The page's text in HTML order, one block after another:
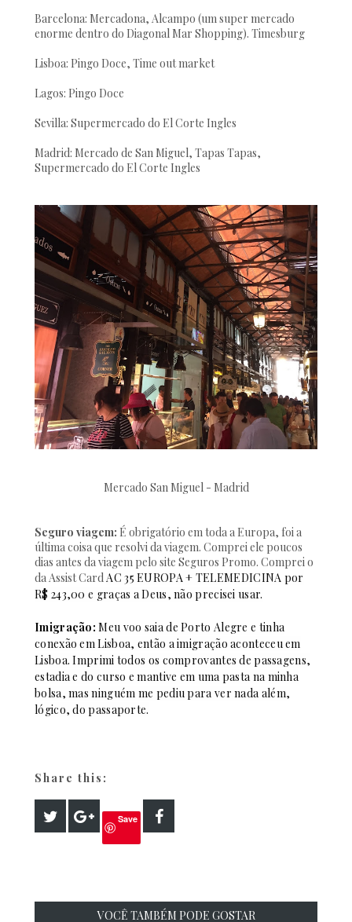
Barcelona: Mercadona, Alcampo (um super mercado
enorme dentro do Diagonal Mar Shopping). Timesburg
Lisboa: Pingo Doce, Time out market
Lagos: Pingo Doce
Sevilla: Supermercado do El Corte Ingles
Madrid: Mercado de San Miguel, Tapas Tapas,
Supermercado do El Corte Ingles
Mercado San Miguel - Madrid
Seguro viagem: É obrigatório em toda a Europa, foi a
última coisa que resolvi da viagem. Comprei ele poucos
dias antes da viagem pelo site Seguros Promo. Comprei o
da Assist CardAC 35 EUROPA + TELEMEDICINA por
R$ 243,00 e graças a Deus, não precisei usar.
Imigração:Meu voo saia de Porto Alegre e tinha
conexão em Lisboa, então a imigração aconteceu em
Lisboa. Imprimi todos os comprovantes de passagens,
estadia e do curso e mantive em uma pasta na minha
bolsa, mas ninguém me pediu para ver nada além,
lógico, do passaporte.
Share this:
Save
VOCÊ TAMBÉM PODE GOSTAR